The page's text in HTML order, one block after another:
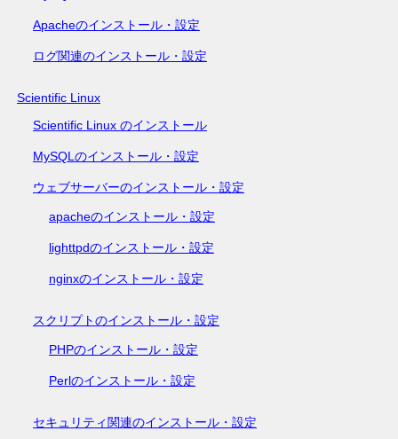
Apacheのインストール・設定
ログ関連のインストール・設定
Scientific Linux
Scientific Linux のインストール
MySQLのインストール・設定
ウェブサーバーのインストール・設定
apacheのインストール・設定
lighttpdのインストール・設定
nginxのインストール・設定
スクリプトのインストール・設定
PHPのインストール・設定
Perlのインストール・設定
セキュリティ関連のインストール・設定